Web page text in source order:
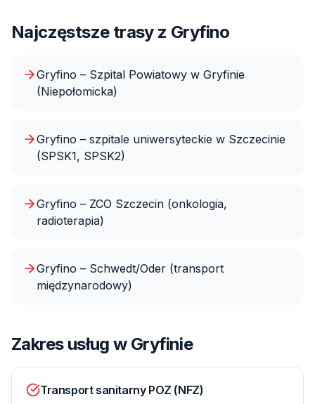
Najczęstsze trasy z Gryfino
Gryfino – Szpital Powiatowy w Gryfinie
(Niepołomicka)
Gryfino – szpitale uniwersyteckie w Szczecinie
(SPSK1, SPSK2)
Gryfino – ZCO Szczecin (onkologia,
radioterapia)
Gryfino – Schwedt/Oder (transport
międzynarodowy)
Zakres usługw Gryfinie
Transport sanitarny POZ (NFZ)